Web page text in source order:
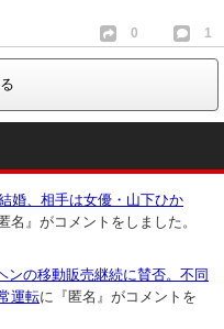
0 1
婚、相手は女優・山下ひか
名』がコメントをしました。
ンの移動販売継続に賛否。不同
運転に『匿名』がコメントを